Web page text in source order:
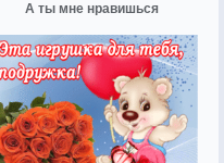
А ты мне нравишься